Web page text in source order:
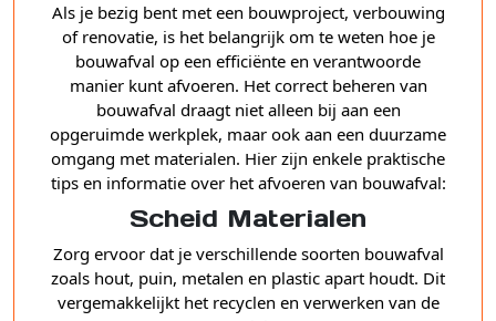
Als je bezig bent met een bouwproject, verbouwing
of renovatie, is het belangrijk om te weten hoe je
bouwafval op een efficiënte en verantwoorde
manier kunt afvoeren. Het correct beheren van
bouwafval draagt niet alleen bij aan een
opgeruimde werkplek, maar ook aan een duurzame
omgang met materialen. Hier zijn enkele praktische
tips en informatie over het afvoeren van bouwafval:
Scheid Materialen
Zorg ervoor dat je verschillende soorten bouwafval
zoals hout, puin, metalen en plastic apart houdt. Dit
vergemakkelijkt het recyclen en verwerken van de